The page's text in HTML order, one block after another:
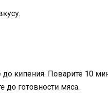
кипения. Поварите 10
до готовности мяса.